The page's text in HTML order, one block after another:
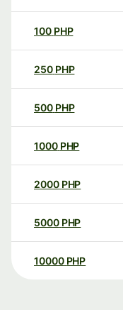
100 PHP
250 PHP
500 PHP
1000 PHP
2000 PHP
5000 PHP
10000 PHP